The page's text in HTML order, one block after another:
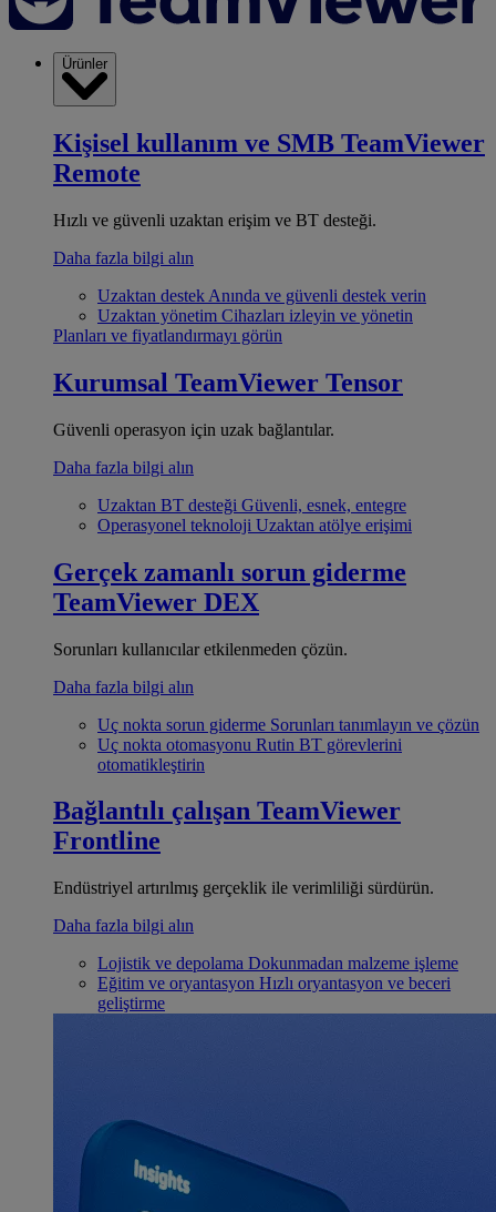
Ürünler
Kişisel kullanım ve SMB TeamViewer
Remote
Hızlı ve güvenli uzaktan erişim ve BT desteği.
Daha fazla bilgi alın
Uzaktan destek Anında ve güvenli destek verin
Uzaktan yönetim Cihazları izleyin ve yönetin
Planları ve fiyatlandırmayı görün
Kurumsal TeamViewer Tensor
Güvenli operasyon için uzak bağlantılar.
Daha fazla bilgi alın
Uzaktan BT desteği Güvenli, esnek, entegre
Operasyonel teknoloji Uzaktan atölye erişimi
Gerçek zamanlı sorun giderme
TeamViewer DEX
Sorunları kullanıcılar etkilenmeden çözün.
Daha fazla bilgi alın
Uç nokta sorun giderme Sorunları tanımlayın ve çözün
Uç nokta otomasyonu Rutin BT görevlerini
otomatikleştirin
Bağlantılı çalışan TeamViewer
Frontline
Endüstriyel artırılmış gerçeklik ile verimliliği sürdürün.
Daha fazla bilgi alın
Lojistik ve depolama Dokunmadan malzeme işleme
Eğitim ve oryantasyon Hızlı oryantasyon ve beceri
geliştirme